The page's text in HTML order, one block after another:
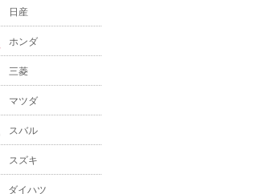
日産
ホンダ
三菱
マツダ
スバル
スズキ
ダイハツ